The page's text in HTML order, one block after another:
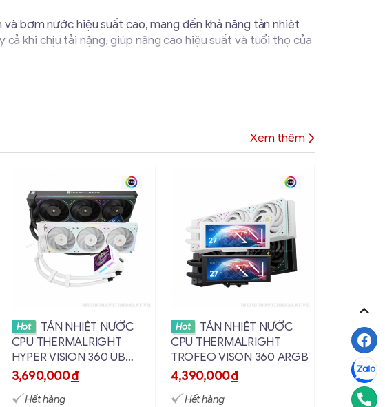
bơm nước hiệu suất cao, mang đến khả năng tản nhiệt
khi chịu tải nặng, giúp nâng cao hiệu suất và tuổi thọ của
Xem thêm
Xem chi tiết
Hot
TẢN NHIỆT NƯỚC
CPU THERMALRIGHT
HYPER VISION 360 UB
ARGB
3,690,000đ
Hết hàng
Xem chi tiết
Hot
TẢN NHIỆT NƯỚC
CPU THERMALRIGHT
TROFEO VISON 360 ARGB
4,390,000đ
Hết hàng
TẢN
CPU MSI
ARGB
Hết hàng